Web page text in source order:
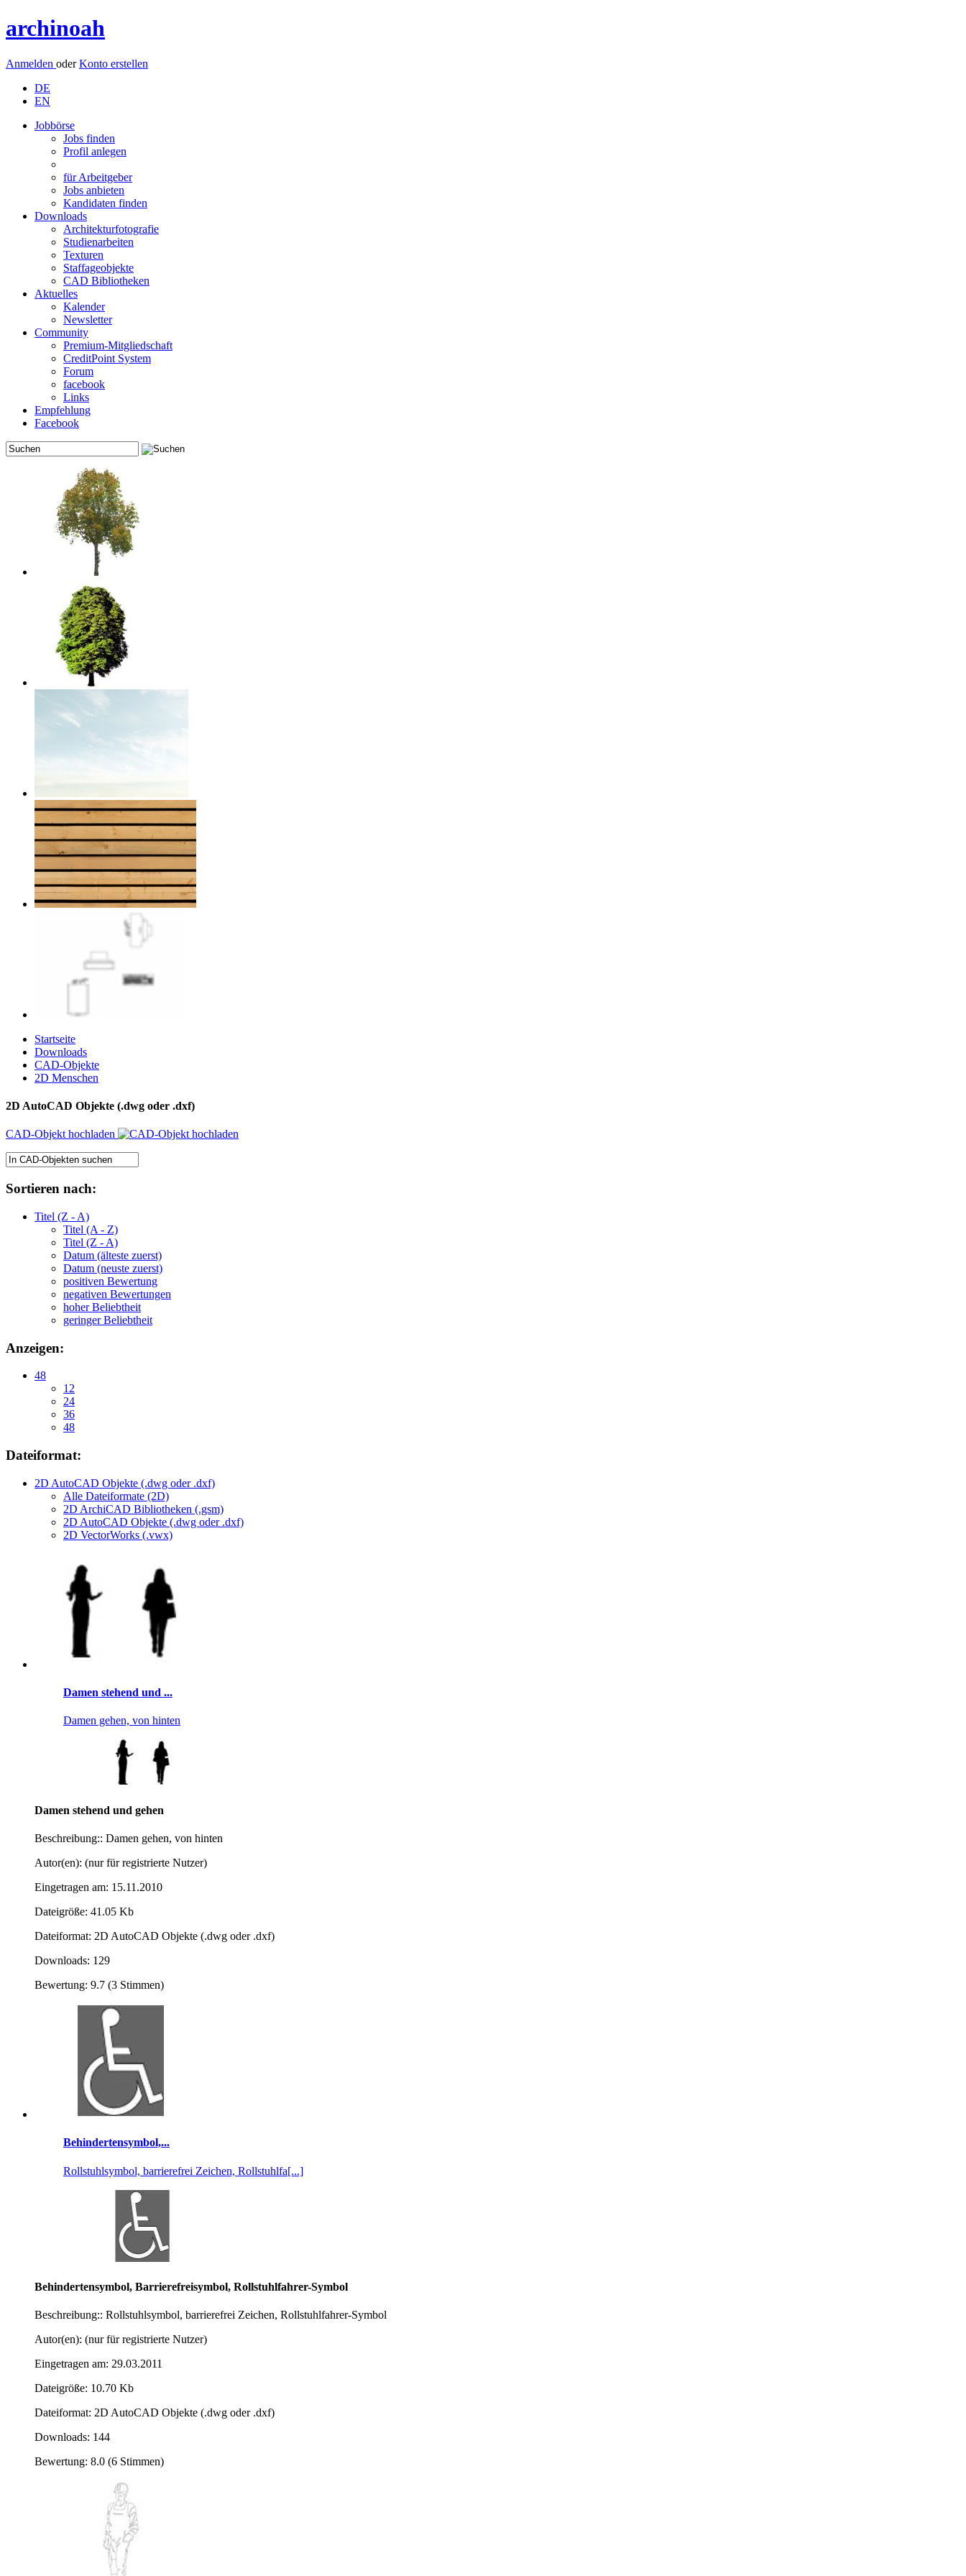
archinoah
Anmelden oderKonto erstellen
DE
EN
Jobbörse
Jobs finden
Profil anlegen
für Arbeitgeber
Jobs anbieten
Kandidaten finden
Downloads
Architekturfotografie
Studienarbeiten
Texturen
Staffageobjekte
CAD Bibliotheken
Aktuelles
Kalender
Newsletter
Community
Premium-Mitgliedschaft
CreditPoint System
Forum
facebook
Links
Empfehlung
Facebook
Startseite
Downloads
CAD-Objekte
2D Menschen
2D AutoCAD Objekte (.dwg oder .dxf)
CAD-Objekt hochladen
Sortieren nach:
Titel (Z - A)
Titel (A - Z)
Titel (Z - A)
Datum (älteste zuerst)
Datum (neuste zuerst)
positiven Bewertung
negativen Bewertungen
hoher Beliebtheit
geringer Beliebtheit
Anzeigen:
48
12
24
36
48
Dateiformat:
2D AutoCAD Objekte (.dwg oder .dxf)
Alle Dateiformate (2D)
2D ArchiCAD Bibliotheken (.gsm)
2D AutoCAD Objekte (.dwg oder .dxf)
2D VectorWorks (.vwx)
Damen stehend und ...
Damen gehen, von hinten
Damen stehend und gehen
Beschreibung:: Damen gehen, von hinten
Autor(en): (nur für registrierte Nutzer)
Eingetragen am: 15.11.2010
Dateigröße: 41.05 Kb
Dateiformat: 2D AutoCAD Objekte (.dwg oder .dxf)
Downloads: 129
Bewertung: 9.7 (3 Stimmen)
Behindertensymbol,...
Rollstuhlsymbol, barrierefrei Zeichen, Rollstuhlfa[...]
Behindertensymbol, Barrierefreisymbol, Rollstuhlfahrer-Symbol
Beschreibung:: Rollstuhlsymbol, barrierefrei Zeichen, Rollstuhlfahrer-Symbol
Autor(en): (nur für registrierte Nutzer)
Eingetragen am: 29.03.2011
Dateigröße: 10.70 Kb
Dateiformat: 2D AutoCAD Objekte (.dwg oder .dxf)
Downloads: 144
Bewertung: 8.0 (6 Stimmen)